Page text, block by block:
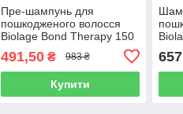
Пре-шампунь для
пошкодженого волосся
Biolage Bond Therapy 150
491,50₴ 983 ₴
Купити
657